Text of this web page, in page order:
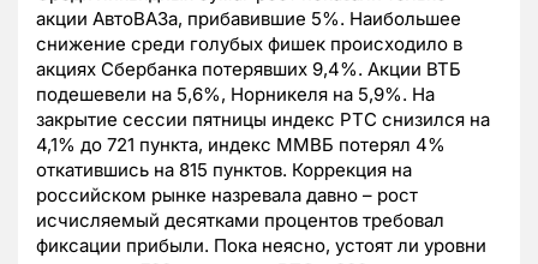
акции АвтоВАЗа, прибавившие 5%. Наибольшее
снижение среди голубых фишек происходило в
акциях Сбербанка потерявших 9,4%. Акции ВТБ
подешевели на 5,6%, Норникеля на 5,9%. На
закрытие сессии пятницы индекс РТС снизился на
4,1% до 721 пункта, индекс ММВБ потерял 4%
откатившись на 815 пунктов. Коррекция на
российском рынке назревала давно – рост
исчисляемый десятками процентов требовал
фиксации прибыли. Пока неясно, устоят ли уровни